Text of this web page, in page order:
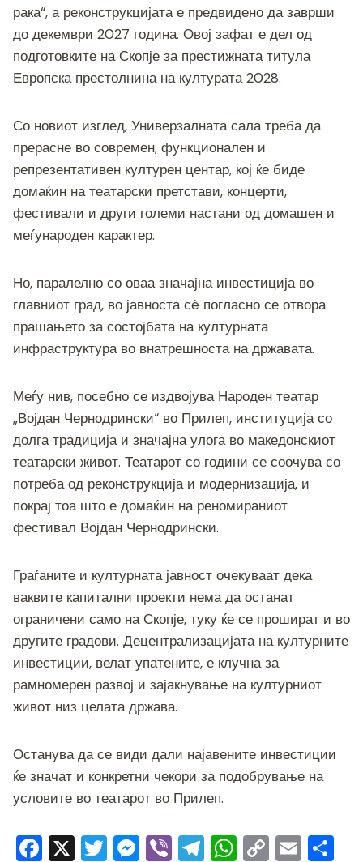
рака“, а реконструкцијата е предвидено да заврши
до декември 2027 година. Овој зафат е дел од
подготовките на Скопје за престижната титула
Европска престолнина на културата 2028.
Со новиот изглед, Универзалната сала треба да
прерасне во современ, функционален и
репрезентативен културен центар, кој ќе биде
домаќин на театарски претстави, концерти,
фестивали и други големи настани од домашен и
меѓународен карактер.
Но, паралелно со оваа значајна инвестиција во
главниот град, во јавноста сè погласно се отвора
прашањето за состојбата на културната
инфраструктура во внатрешноста на државата.
Меѓу нив, посебно се издвојува Народен театар
„Војдан Чернодрински“ во Прилеп, институција со
долга традиција и значајна улога во македонскиот
театарски живот. Театарот со години се соочува со
потреба од реконструкција и модернизација, и
покрај тоа што е домаќин на реномираниот
фестивал Војдан Чернодрински.
Граѓаните и културната јавност очекуваат дека
ваквите капитални проекти нема да останат
ограничени само на Скопје, туку ќе се прошират и во
другите градови. Децентрализацијата на културните
инвестиции, велат упатените, е клучна за
рамномерен развој и зајакнување на културниот
живот низ целата држава.
Останува да се види дали најавените инвестиции
ќе значат и конкретни чекори за подобрување на
условите во театарот во Прилеп.
F X T M Vi T W C E